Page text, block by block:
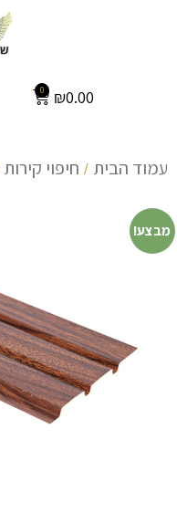
₪0.00
0
עמוד הבית / חיפוי קירות
מבצע!